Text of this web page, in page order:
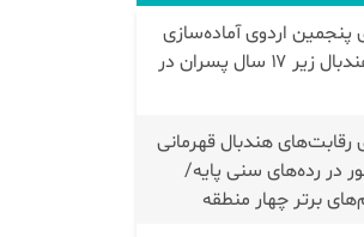
پنجمین اردوی آماده‌سازی
تیم ملی هندبال زیر ۱۷ سال پسران در
رقابت‌های هندبال قهرمانی
در رده‌های سنی پایه/
برتر چهار منطقه